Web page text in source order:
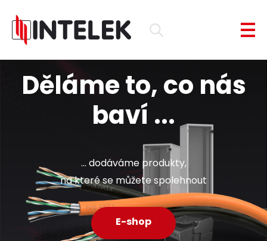
Děláme to, co nás
baví ...
... dodáváme produkty,
na které se můžete spolehnout
E-shop